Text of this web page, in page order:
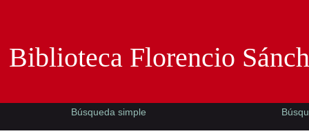
Biblioteca Florencio
Búsqueda simple